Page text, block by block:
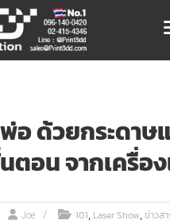
สแกนเนอร์
อ ด้วยกระดาษ
ตอน จากเครื่อง
Joe 101, Laser Show,ข่าวส